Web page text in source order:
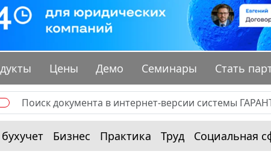
Цены Демо Семинары Стать
Бизнес Практика Труд Социальная